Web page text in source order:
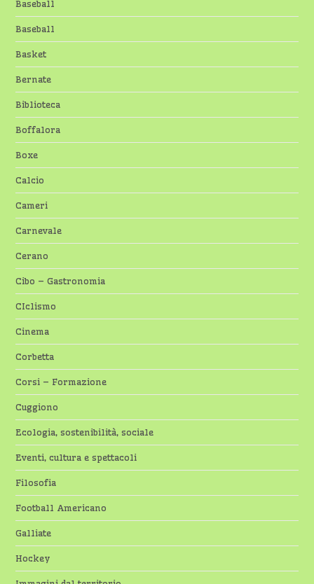
Baseball
Baseball
Basket
Bernate
Biblioteca
Boffalora
Boxe
Calcio
Cameri
Carnevale
Cerano
Cibo – Gastronomia
CIclismo
Cinema
Corbetta
Corsi – Formazione
Cuggiono
Ecologia, sostenibilità, sociale
Eventi, cultura e spettacoli
Filosofia
Football Americano
Galliate
Hockey